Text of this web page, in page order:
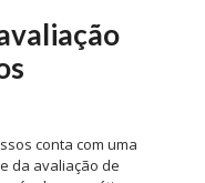
conta com uma
da avaliação de